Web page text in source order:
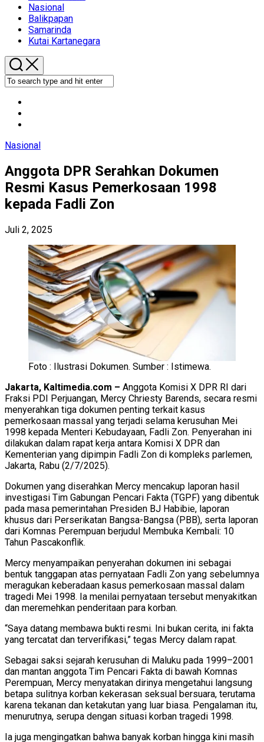
Current
Page
Parent
Nasional
Balikpapan
Samarinda
Kutai Kartanegara
Nasional
Anggota DPR Serahkan Dokumen
Resmi Kasus Pemerkosaan 1998
kepada Fadli Zon
Juli 2, 2025
Foto : Ilustrasi Dokumen. Sumber : Istimewa.
Jakarta, Kaltimedia.com – Anggota Komisi X DPR RI dari
Fraksi PDI Perjuangan, Mercy Chriesty Barends, secara resmi
menyerahkan tiga dokumen penting terkait kasus
pemerkosaan massal yang terjadi selama kerusuhan Mei
1998 kepada Menteri Kebudayaan, Fadli Zon. Penyerahan ini
dilakukan dalam rapat kerja antara Komisi X DPR dan
Kementerian yang dipimpin Fadli Zon di kompleks parlemen,
Jakarta, Rabu (2/7/2025).
Dokumen yang diserahkan Mercy mencakup laporan hasil
investigasi Tim Gabungan Pencari Fakta (TGPF) yang dibentuk
pada masa pemerintahan Presiden BJ Habibie, laporan
khusus dari Perserikatan Bangsa-Bangsa (PBB), serta laporan
dari Komnas Perempuan berjudul Membuka Kembali: 10
Tahun Pascakonflik.
Mercy menyampaikan penyerahan dokumen ini sebagai
bentuk tanggapan atas pernyataan Fadli Zon yang sebelumnya
meragukan keberadaan kasus pemerkosaan massal dalam
tragedi Mei 1998. Ia menilai pernyataan tersebut menyakitkan
dan meremehkan penderitaan para korban.
“Saya datang membawa bukti resmi. Ini bukan cerita, ini fakta
yang tercatat dan terverifikasi,” tegas Mercy dalam rapat.
Sebagai saksi sejarah kerusuhan di Maluku pada 1999–2001
dan mantan anggota Tim Pencari Fakta di bawah Komnas
Perempuan, Mercy menyatakan dirinya mengetahui langsung
betapa sulitnya korban kekerasan seksual bersuara, terutama
karena tekanan dan ketakutan yang luar biasa. Pengalaman itu,
menurutnya, serupa dengan situasi korban tragedi 1998.
Ia juga mengingatkan bahwa banyak korban hingga kini masih